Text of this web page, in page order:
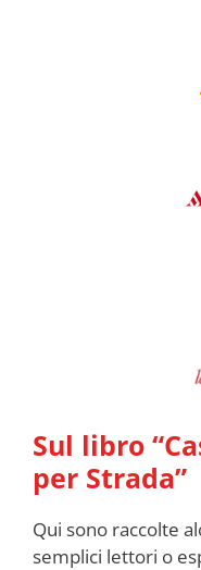
Sul libro
per Strada”
Qui sono raccolte
semplici lettori o